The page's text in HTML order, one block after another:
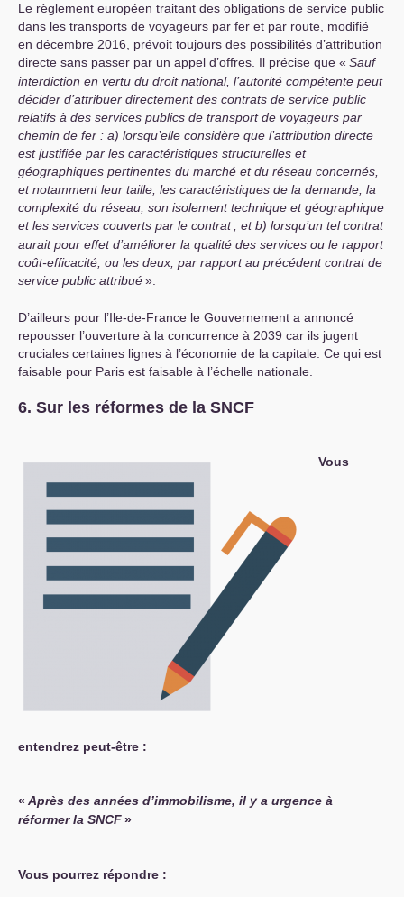
Le règlement européen traitant des obligations de service public
dans les transports de voyageurs par fer et par route, modifié
en décembre 2016, prévoit toujours des possibilités d’attribution
directe sans passer par un appel d’offres. Il précise que « Sauf
interdiction en vertu du droit national, l’autorité compétente peut
décider d’attribuer directement des contrats de service public
relatifs à des services publics de transport de voyageurs par
chemin de fer : a) lorsqu’elle considère que l’attribution directe
est justifiée par les caractéristiques structurelles et
géographiques pertinentes du marché et du réseau concernés,
et notamment leur taille, les caractéristiques de la demande, la
complexité du réseau, son isolement technique et géographique
et les services couverts par le contrat ; et b) lorsqu’un tel contrat
aurait pour effet d’améliorer la qualité des services ou le rapport
coût-efficacité, ou les deux, par rapport au précédent contrat de
service public attribué».
D’ailleurs pour l’Ile-de-France le Gouvernement a annoncé
repousser l’ouverture à la concurrence à 2039 car ils jugent
cruciales certaines lignes à l’économie de la capitale. Ce qui est
faisable pour Paris est faisable à l’échelle nationale.
6. Sur les réformes de la SNCF
Vous
entendrez peut-être :
« Après des années d’immobilisme, il y a urgence à
réformer la SNCF»
Vous pourrez répondre :